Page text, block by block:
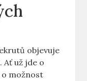
objevuje
Ať už jde o
možnost